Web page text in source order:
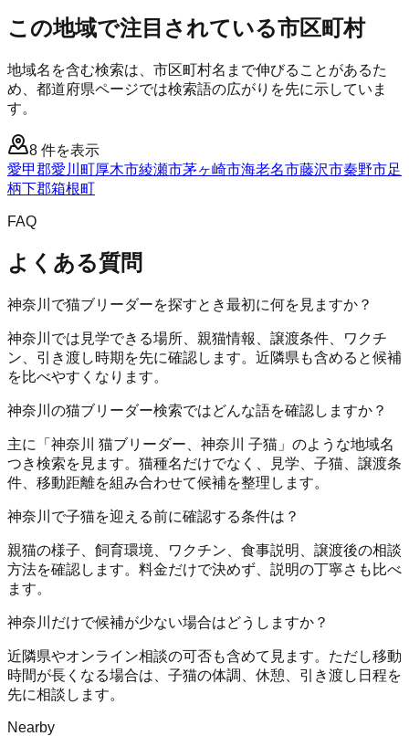
この地域で注目されている市区町村
地域名を含む検索は、市区町村名まで伸びることがあるた
め、都道府県ページでは検索語の広がりを先に示していま
す。
8 件を表示
愛甲郡愛川町厚木市綾瀬市茅ヶ崎市海老名市藤沢市秦野市足
柄下郡箱根町
FAQ
よくある質問
神奈川で猫ブリーダーを探すとき最初に何を見ますか？
神奈川では見学できる場所、親猫情報、譲渡条件、ワクチ
ン、引き渡し時期を先に確認します。近隣県も含めると候補
を比べやすくなります。
神奈川の猫ブリーダー検索ではどんな語を確認しますか？
主に「神奈川 猫ブリーダー、神奈川 子猫」のような地域名
つき検索を見ます。猫種名だけでなく、見学、子猫、譲渡条
件、移動距離を組み合わせて候補を整理します。
神奈川で子猫を迎える前に確認する条件は？
親猫の様子、飼育環境、ワクチン、食事説明、譲渡後の相談
方法を確認します。料金だけで決めず、説明の丁寧さも比べ
ます。
神奈川だけで候補が少ない場合はどうしますか？
近隣県やオンライン相談の可否も含めて見ます。ただし移動
時間が長くなる場合は、子猫の体調、休憩、引き渡し日程を
先に相談します。
Nearby